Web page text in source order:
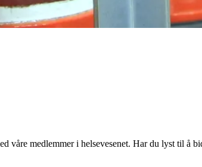
våre medlemmer i helsevesenet. Har du lyst til å